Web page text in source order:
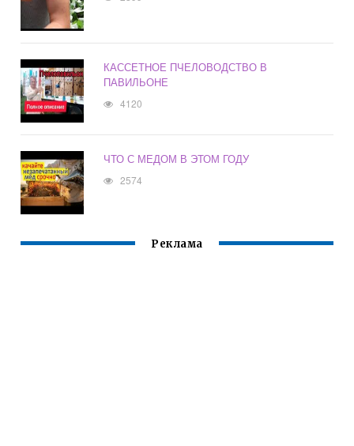
КАССЕТНОЕ ПЧЕЛОВОДСТВО В
ПАВИЛЬОНЕ
4120
ЧТО С МЕДОМ В ЭТОМ ГОДУ
2574
Реклама